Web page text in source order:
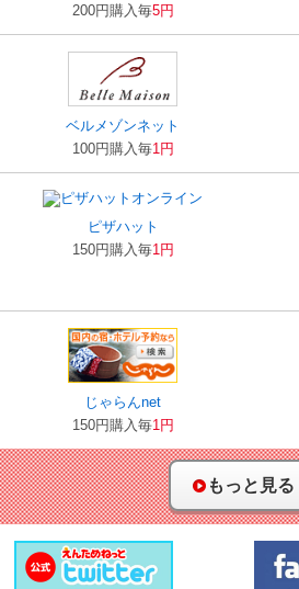
200円購入毎5円
ベルメゾンネット
100円購入毎1円
ピザハット
150円購入毎1円
じゃらんnet
150円購入毎1円
もっと見る